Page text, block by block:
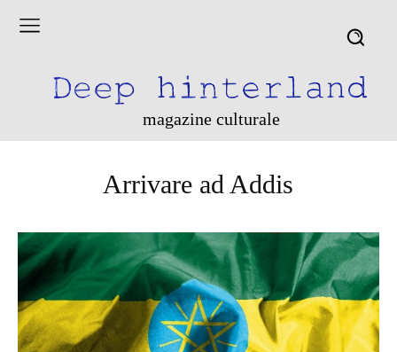
magazine culturale
Arrivare ad Addis